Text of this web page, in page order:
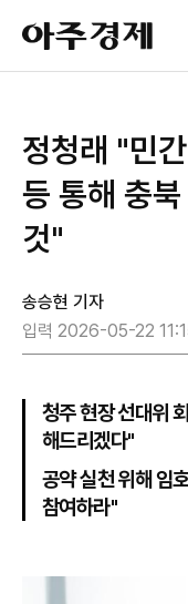
아
주
경
정청래 "민
등 통해 충
것"
송승현 기자
입력 2026-05-22
청주 현장 선대위
해드리겠다"
공약 실천 위해 임
참여하라"